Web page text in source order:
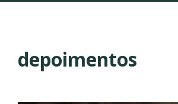
depoimentos